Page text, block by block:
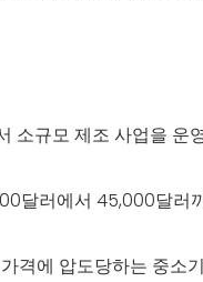
소규모 제조 사업을
달러에서 45,000달러
격에 압도당하는 중소